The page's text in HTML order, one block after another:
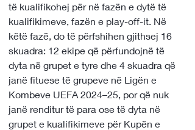
të kualifikohej për në fazën e dytë të
kualifikimeve, fazën e play-off-it. Në
këtë fazë, do të përfshihen gjithsej 16
skuadra: 12 ekipe që përfundojnë të
dyta në grupet e tyre dhe 4 skuadra që
janë fituese të grupeve në Ligën e
Kombeve UEFA 2024–25, por që nuk
janë renditur të para ose të dyta në
grupet e kualifikimeve për Kupën e